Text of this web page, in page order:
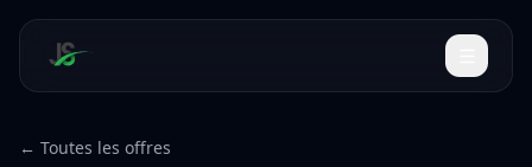
← Toutes les offres